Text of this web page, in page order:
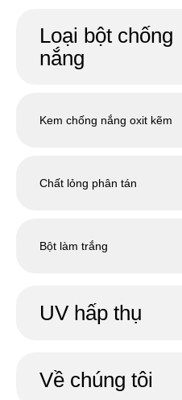
Loại bột chống
nắng
Kem chống nắng oxit kẽm
Chất lỏng phân tán
Bột làm trắng
UV hấp thụ
Về chúng tôi